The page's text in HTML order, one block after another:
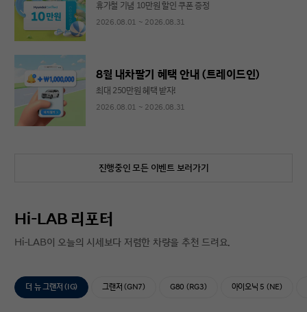
휴가철 기념 10만원 할인 쿠폰 증정
2026.08.01 ~ 2026.08.31
8월 내차팔기 혜택 안내 (트레이드인)
최대 250만원 혜택 받자!
2026.08.01 ~ 2026.08.31
진행중인 모든 이벤트 보러가기
Hi-LAB 리포터
Hi-LAB이 오늘의 시세보다 저렴한 차량을 추천 드려요.
더 뉴 그랜저 (IG) 그랜저 (GN7) G80 (RG3) 아이오닉 5 (NE)